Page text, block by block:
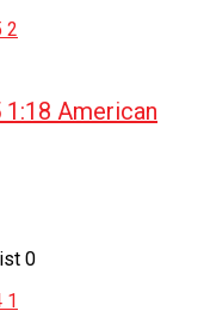
American
0